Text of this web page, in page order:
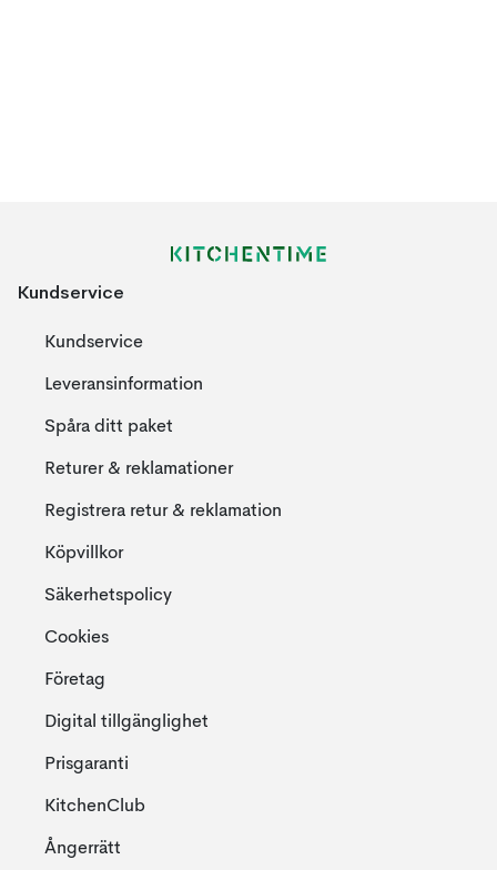
Kundservice
Kundservice
Leveransinformation
Spåra ditt paket
Returer & reklamationer
Registrera retur & reklamation
Köpvillkor
Säkerhetspolicy
Cookies
Företag
Digital tillgänglighet
Prisgaranti
KitchenClub
Ångerrätt